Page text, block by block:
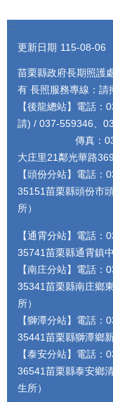
:::
更新日期 115-08-06
苗栗縣政府長期照護
有 長照服務專線：請
【後龍總站】電話
請) / 037-559346、
傳真：037-
大庄里21鄰光華路
【頭份分站】電話
35151苗栗縣頭份市
所）
【通霄分站】電話
35741苗栗縣通霄鎮
【南庄分站】電話
35341苗栗縣南庄鄉
所）
【獅潭分站】電話
35441苗栗縣獅潭鄉
【泰安分站】電話
36541苗栗縣泰安鄉
生所）